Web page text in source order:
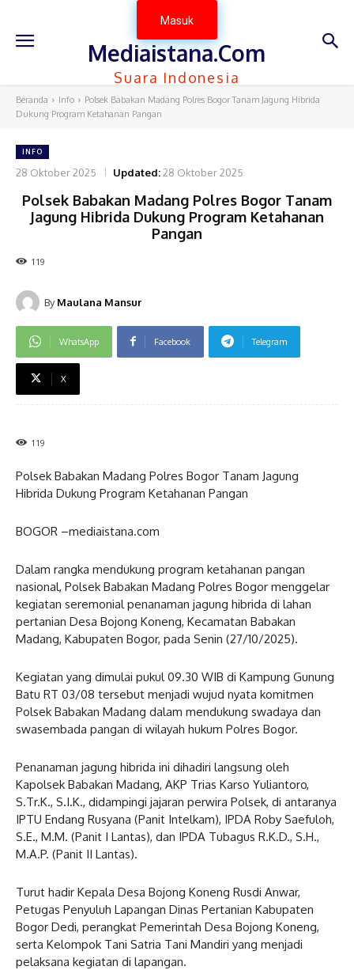
Masuk
Mediaistana.Com
Suara Indonesia
Beranda Info
Polsek Babakan Madang Polres Bogor Tanam Jagung Hibrida
Dukung Program Ketahanan Pangan
INFO
28 Oktober 2025 Updated:28 Oktober 2025
Polsek Babakan Madang Polres Bogor Tanam
Jagung Hibrida Dukung Program Ketahanan
Pangan
119
By Maulana Mansur
WhatsApp Facebook Telegram
X
119
Polsek Babakan Madang Polres Bogor Tanam Jagung
Hibrida Dukung Program Ketahanan Pangan
BOGOR –mediaistana.com
Dalam rangka mendukung program ketahanan pangan
nasional, Polsek Babakan Madang Polres Bogor menggelar
kegiatan seremonial penanaman jagung hibrida di lahan
pertanian Desa Bojong Koneng, Kecamatan Babakan
Madang, Kabupaten Bogor, pada Senin (27/10/2025).
Kegiatan yang dimulai pukul 09.30 WIB di Kampung Gunung
Batu RT 03/08 tersebut menjadi wujud nyata komitmen
Polsek Babakan Madang dalam mendukung swadaya dan
swasembada pangan di wilayah hukum Polres Bogor.
Penanaman jagung hibrida ini dihadiri langsung oleh
Kapolsek Babakan Madang, AKP Trias Karso Yuliantoro,
S.Tr.K., S.I.K., didampingi jajaran perwira Polsek, di antaranya
IPTU Endang Rusyana (Panit Intelkam), IPDA Roby Saefuloh,
S.E., M.M. (Panit I Lantas), dan IPDA Tubagus R.K.D., S.H.,
M.A.P. (Panit II Lantas).
Turut hadir Kepala Desa Bojong Koneng Rusdi Anwar,
Petugas Penyuluh Lapangan Dinas Pertanian Kabupaten
Bogor Dedi, perangkat Pemerintah Desa Bojong Koneng,
serta Kelompok Tani Satria Tani Mandiri yang menjadi
pelaksana kegiatan di lapangan.